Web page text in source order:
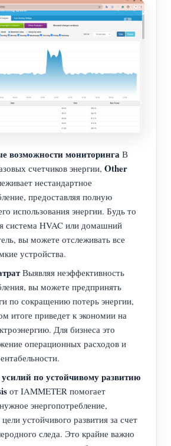
возможности мониторинга В
счетчиков энергии, Other
нестандартное
предоставляя полную
использования энергии. Будь то
система HVAC или домашний
вы можете отслеживать все
устройства.
Выявляя неэффективность
вы можете предпринять
по сокращению потерь энергии,
итоге приведет к экономии на
Для бизнеса это
операционных расходов и
по устойчивому развитию
от IAMMETER помогает
энергопотребление,
устойчивого развития за счет
следа. Это крайне важно